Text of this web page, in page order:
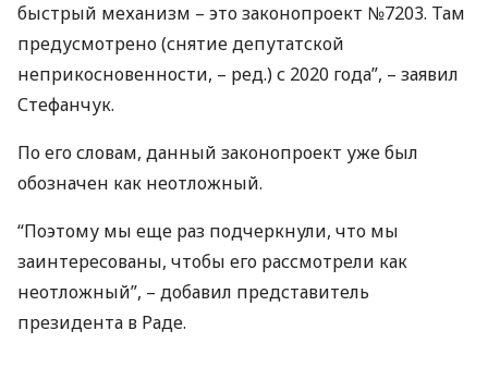
быстрый механизм – это законопроект №7203. Там
предусмотрено (снятие депутатской
неприкосновенности, – ред.) с 2020 года”, – заявил
Стефанчук.
По его словам, данный законопроект уже был
обозначен как неотложный.
“Поэтому мы еще раз подчеркнули, что мы
заинтересованы, чтобы его рассмотрели как
неотложный”, – добавил представитель
президента в Раде.